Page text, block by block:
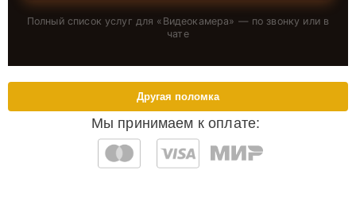
Полный список услуг для « Видеокамера» — по звонку или в
чате
Мы принимаем к оплате:
Другая поломка